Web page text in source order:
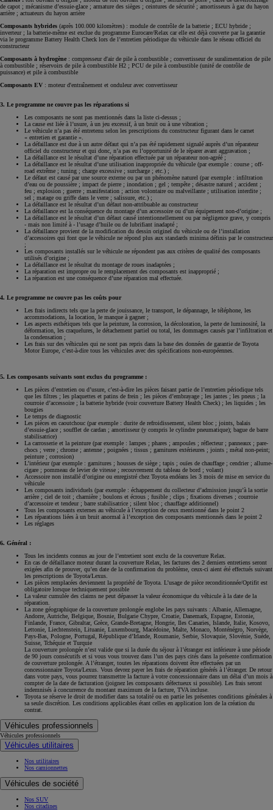
de capot ; mécanisme d’essuie-glace ; armature des sièges ; ceintures de sécurité ; amortisseurs à gaz du hayon
arrière ; actuateurs du hayon arrière
Composants hybrides (après 100.000 kilomètres) : module de contrôle de la batterie ; ECU hybride ;
inverteur ; la batterie-même est exclue du programme Eurocare/Relax car elle est déjà couverte par la garantie
via le programme Battery Health Check lors de l’entretien périodique du véhicule dans le réseau officiel du
constructeur
Composants à hydrogène : compresseur d'air de pile à combustible ; convertisseur de suralimentation de pile
à combustible ; réservoirs de pile à combustible H2 ; PCU de pile à combustible (unité de contrôle de
puissance) et pile à combustible
Composants EV : moteur d'entraînement et onduleur avec convertisseur
3. Le programme ne couvre pas les réparations si
Les composants ne sont pas mentionnés dans la liste ci-dessus ;
La cause est liée à l’usure, à un jeu excessif, à un bruit ou à une vibration ;
Le véhicule n’a pas été entretenu selon les prescriptions du constructeur figurant dans le carnet
« entretien et garantie ».
La défaillance est due à un autre défaut qui n’a pas été rapidement signalé auprès d’un réparateur
officiel du constructeur et qui donc, n’a pas eu l’opportunité de le réparer avant aggravation ;
La défaillance est le résultat d’une réparation effectuée par un réparateur non-agréé ;
La défaillance est le résultat d’une utilisation inappropriée du véhicule (par exemple : course ; off-
road extrême ; tuning ; charge excessive ; surcharge ; etc.) ;
Le défaut est causé par une source externe ou par un phénomène naturel (par exemple : infiltration
d’eau ou de poussière ; impact de pierre ; inondation ; gel ; tempête ; désastre naturel ; accident ;
feu ; explosion ; guerre ; manifestation ; action volontaire ou malveillante ; utilisation interdite ;
sel ; matage ou griffe dans le verre ; salissure, etc.) ;
La défaillance est le résultat d’un défaut non-attribuable au constructeur
La défaillance est la conséquence du montage d’un accessoire ou d’un équipement non-d’origine ;
La défaillance est le résultat d’un défaut causé intentionnellement ou par négligence grave, y compris
- mais non limité à - l’usage d’huile ou de lubrifiant inadapté ;
La défaillance provient de la modification du dessin originel du véhicule ou de l’installation
d’accessoires qui font que le véhicule ne répond plus aux standards minima définis par le constructeur
;
Les composants installés sur le véhicule ne répondent pas aux critères de qualité des composants
utilisés d’origine ;
La défaillance est le résultat du montage de roues inadaptées ;
La réparation est impropre ou le remplacement des composants est inapproprié ;
La réparation est une conséquence d’une réparation mal effectuée.
4. Le programme ne couvre pas les coûts pour
Les frais indirects tels que la perte de jouissance, le transport, le dépannage, le téléphone, les
accommodations, la location, le manque à gagner ;
Les aspects esthétiques tels que la peinture, la corrosion, la décoloration, la perte de luminosité, la
déformation, les craquelures, le détachement partiel ou total, les dommages causés par l’infiltration et
la condensation ;
Les frais sur des véhicules qui ne sont pas repris dans la base des données de garantie de Toyota
Motor Europe, c’est-à-dire tous les véhicules avec des spécifications non-européennes.
5. Les composants suivants sont exclus du programme :
Les pièces d’entretien ou d’usure, c’est-à-dire les pièces faisant partie de l’entretien périodique tels
que les filtres ; les plaquettes et patins de frein ; les pièces d’embrayage ; les jantes ; les pneus ; la
courroie d’accessoire ; la batterie hybride (voir couverture Battery Health Check) ; les liquides ; les
bougies
Le temps de diagnostic
Les pièces en caoutchouc (par exemple : durite de refroidissement, silent bloc ; joints, balais
d’essuie-glace ; soufflet de cardan ; amortisseur (y compris le cylindre pneumatique); bague de barre
stabilisatrice)
La carrosserie et la peinture (par exemple : lampes ; phares ; ampoules ; réflecteur ; panneaux ; pare-
chocs ; verre ; chrome ; antenne ; poignées ; tissus ; garnitures extérieures ; joints ; métal non-peint;
peinture ; corrosion)
L’intérieur (par exemple : garnitures ; housses de siège ; tapis ; ouïes de chauffage ; cendrier ; allume-
cigare ; pommeau de levier de vitesse ; recouvrement du tableau de bord ; volant)
Accessoire non installé d’origine ou enregistré chez Toyota endéans les 3 mois de mise en service du
véhicule
Les composants individuels (par exemple : échappement du collecteur d’admission jusqu’à la sortie
arrière ; ciel de toit ; charnière ; boulons et écrous ; fusible ; clips ; fixations diverses ; courroie
d’accessoire et tendeur ; barre stabilisatrice ; silent bloc ; chauffage additionnel)
Tous les composants externes au véhicule à l’exception de ceux mentionné dans le point 2
Les réparations liées à un bruit anormal à l’exception des composants mentionnés dans le point 2
Les réglages
6. Général :
Tous les incidents connus au jour de l’entretient sont exclu de la couverture Relax.
En cas de défaillance moteur durant la couverture Relax, les factures des 2 derniers entretiens seront
exigées afin de prouver, qu’en date de la confirmation du problème, ceux-ci aient été effectués suivant
les prescriptions de Toyota/Lexus.
Les pièces remplacées deviennent la propriété de Toyota. L’usage de pièce reconditionnée/Optifit est
obligatoire lorsque techniquement possible
La valeur cumulée des claims ne peut dépasser la valeur économique du véhicule à la date de la
réparation.
La zone géographique de la couverture prolongée englobe les pays suivants : Albanie, Allemagne,
Andorre, Autriche, Belgique, Bosnie, Bulgarie Chypre, Croatie, Danemark, Espagne, Estonie,
Finlande, France, Gibraltar, Grèce, Grande-Bretagne, Hongrie, Iles Canaries, Islande, Italie, Kosovo,
Lettonie, Liechtenstein, Lituanie, Luxembourg, Macédoine, Malte, Monaco, Monténégro, Norvège,
Pays-Bas, Pologne, Portugal, République d’Irlande, Roumanie, Serbie, Slovaquie, Slovénie, Suède,
Suisse, Tchéquie et Turquie
La couverture prolongée n’est valide que si la durée du séjour à l’étranger est inférieure à une période
de 90 jours consécutifs et si vous vous trouvez dans l’un des pays cités dans la présente confirmation
de couverture prolongée. A l’étranger, toutes les réparations doivent être effectuées par un
concessionnaire Toyota/Lexus. Vous devrez payer les frais de réparation générés à l’étranger. De retour
dans votre pays, vous pourrez transmettre la facture à votre concessionnaire dans un délai d’un mois à
compter de la date de facturation (joignez les composants défectueux si possible). Les frais seront
indemnisés à concurrence du montant maximum de la facture, TVA incluse.
Toyota se réserve le droit de modifier dans sa totalité ou en partie les présentes conditions générales à
sa seule discrétion. Les conditions applicables étant celles en application lors de la création du
contrat.
Véhicules professionnels
Véhicules professionnels
Véhicules utilitaires
Nos utilitaires
Nos camionnettes
Véhicules de société
Nos SUV
Nos citadines